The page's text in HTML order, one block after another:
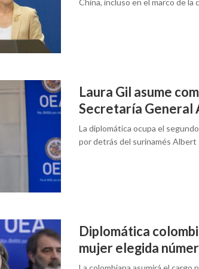
China, incluso en el marco de la
Laura Gil asume
Secretaría General
La diplomática ocupa el
por detrás del surinamés Albert
Diplomática
mujer elegida